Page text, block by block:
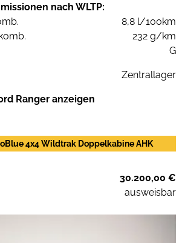
nach WLTP:
8,8 l/100km
232 g/km
G
Zentrallager
Ranger anzeigen
4x4 Wildtrak Doppelkabine AHK
30.200,00 €
ausweisbar